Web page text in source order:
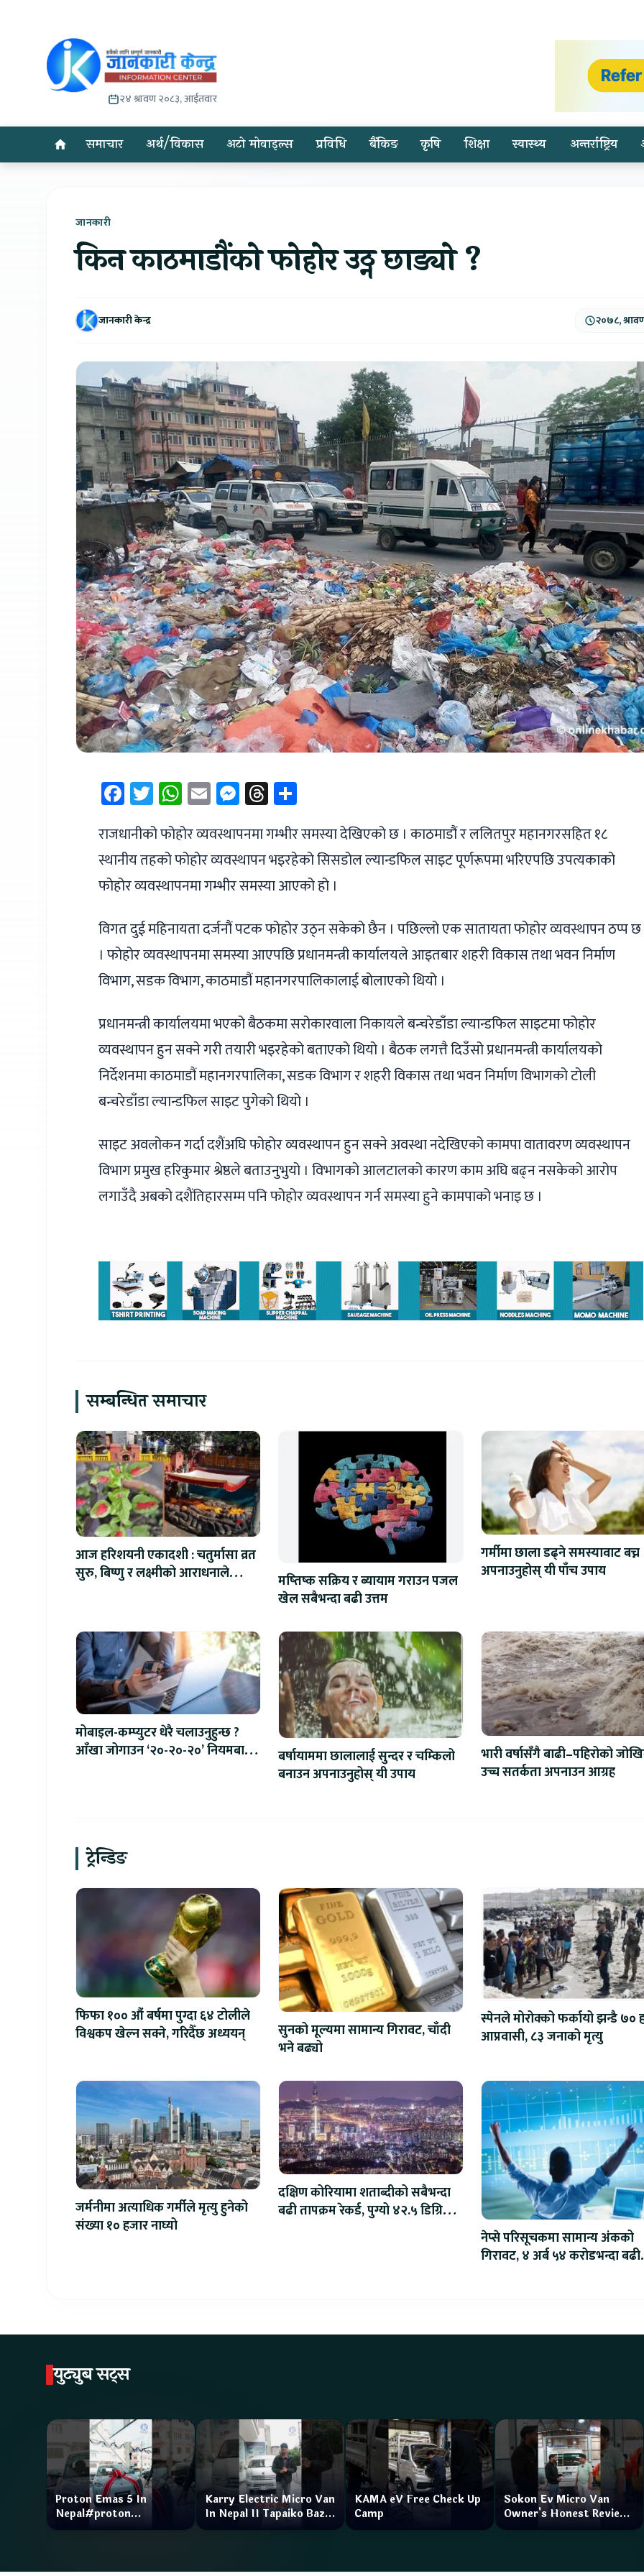
२४ श्रावण २०८३, आईतवार
समाचार अर्थ/विकास अटो मोवाइल्स प्रविधि बैंकिङ कृषि शिक्षा स्वास्थ्य अन्तर्राष्ट्रिय
जानकारी
किन काठमाडौंको फोहोर उठ्न छाड्यो ?
जानकारी केन्द्र २०७८,
Facebook
Twitter
WhatsApp
EmailMessenger
Threads
राजधानीको फोहोर व्यवस्थापनमा गम्भीर समस्या देखिएको छ । काठमाडौं र ललितपुर महानगरसहित १८
स्थानीय तहको फोहोर व्यवस्थापन भइरहेको सिसडोल ल्यान्डफिल साइट पूर्णरूपमा भरिएपछि उपत्यकाको
फोहोर व्यवस्थापनमा गम्भीर समस्या आएको हो ।
विगत दुई महिनायता दर्जनौं पटक फोहोर उठ्न सकेको छैन । पछिल्लो एक सातायता फोहोर व्यवस्थापन ठप्प छ
। फोहोर व्यवस्थापनमा समस्या आएपछि प्रधानमन्त्री कार्यालयले आइतबार शहरी विकास तथा भवन निर्माण
विभाग, सडक विभाग, काठमाडौं महानगरपालिकालाई बोलाएको थियो ।
प्रधानमन्त्री कार्यालयमा भएको बैठकमा सरोकारवाला निकायले बन्चरेडाँडा ल्यान्डफिल साइटमा फोहोर
व्यवस्थापन हुन सक्ने गरी तयारी भइरहेको बताएको थियो । बैठक लगत्तै दिउँसो प्रधानमन्त्री कार्यालयको
निर्देशनमा काठमाडौं महानगरपालिका, सडक विभाग र शहरी विकास तथा भवन निर्माण विभागको टोली
बन्चरेडाँडा ल्यान्डफिल साइट पुगेको थियो ।
साइट अवलोकन गर्दा दशैंअघि फोहोर व्यवस्थापन हुन सक्ने अवस्था नदेखिएको कामपा वातावरण व्यवस्थापन
विभाग प्रमुख हरिकुमार श्रेष्ठले बताउनुभुयो । विभागको आलटालको कारण काम अघि बढ्न नसकेको आरोप
लगाउँदै अबको दशैंतिहारसम्म पनि फोहोर व्यवस्थापन गर्न समस्या हुने कामपाको भनाइ छ ।
सम्बन्धित समाचार
आज हरिशयनी एकादशी : चतुर्मासा व्रत
सुरु, बिष्णु र लक्ष्मीको आराधनाले
मष्तिष्क सक्रिय र ब्यायाम गराउन पजल
खेल सबैभन्दा बढी उत्तम
गर्मीमा छाला डढ्ने समस्यावाट बच्न
अपनाउनुहोस् यी पाँच उपाय
मोबाइल-कम्प्युटर धेरै चलाउनुहुन्छ ?
आँखा जोगाउन ‘२०-२०-२०’ नियमबारे
बर्षायाममा छालालाई सुन्दर र चम्किलो
बनाउन अपनाउनुहोस् यी उपाय
भारी वर्षासँगै बाढी–पहिरोको
उच्च सतर्कता अपनाउन आग्रह
ट्रेन्डिङ
फिफा १०० औं बर्षमा पुग्दा ६४ टोलीले
विश्वकप खेल्न सक्ने, गरिदैँछ अध्ययन्
सुनको मूल्यमा सामान्य गिरावट, चाँदी
भने बढ्यो
स्पेनले मोरोक्को फर्कायो झन्डै ७०
आप्रवासी, ८३ जनाको मृत्यु
जर्मनीमा अत्याधिक गर्मीले मृत्यु हुनेको
संख्या १० हजार नाघ्यो
दक्षिण कोरियामा शताब्दीको सबैभन्दा
बढी तापक्रम रेकर्ड, पुग्यो ४२.५ डिग्रि
नेप्से परिसूचकमा सामान्य अंकको
गिरावट, ४ अर्ब ५४ करोडभन्दा
युट्युब सट्स
Proton Emas 5 In
Nepal#proton
#protonemas5#protonnepal#evcarnepal
Karry Electric Micro Van
In Nepal II Tapaiko Bazar
II Jankari Kendra
KAMA eV Free Check Up
Camp
Sokon Ev Micro Van
Owner's Honest Review
How is the service?